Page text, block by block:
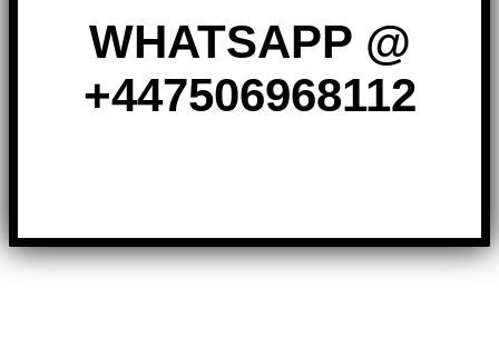
WHATSAPP @
+447506968112